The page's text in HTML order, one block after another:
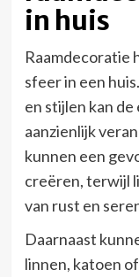
in huis
Raamdecoratie
sfeer in een
en stijlen kan
aanzienlijk
kunnen een
creëren, terwijl
van rust en
Daarnaast
linnen, katoen